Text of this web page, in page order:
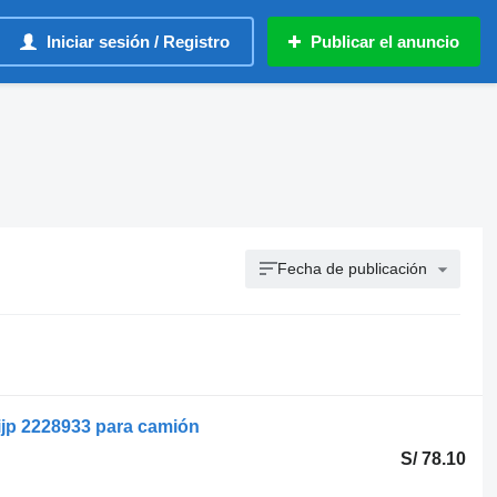
Iniciar sesión / Registro Publicar el anuncio
Fecha de publicación
2228933 para camión
S/ 78.10